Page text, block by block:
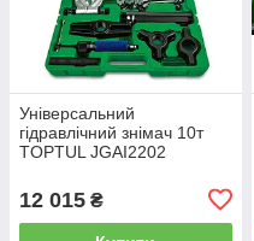
Універсальний
гідравлічний знімач 10т
TOPTUL JGAI2202
12 015 ₴